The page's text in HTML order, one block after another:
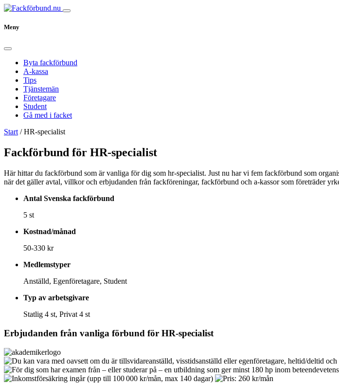
Meny
Byta fackförbund
A-kassa
Tips
Tjänstemän
Företagare
Student
Gå med i facket
Start /HR-specialist
Fackförbund för HR-specialist
Här hittar du fackförbund som är vanliga för dig som hr-specialist. Just nu har vi fem fackförbund som
när det gäller avtal, villkor och erbjudanden från fackföreningar, fackförbund och a-kassor som företräder
Antal Svenska fackförbund
5 st
Kostnad/månad
50-330 kr
Medlemstyper
Anställd, Egenföretagare, Student
Typ av arbetsgivare
Statlig 4 st, Privat 4 st
Erbjudanden från vanliga förbund för HR-specialist